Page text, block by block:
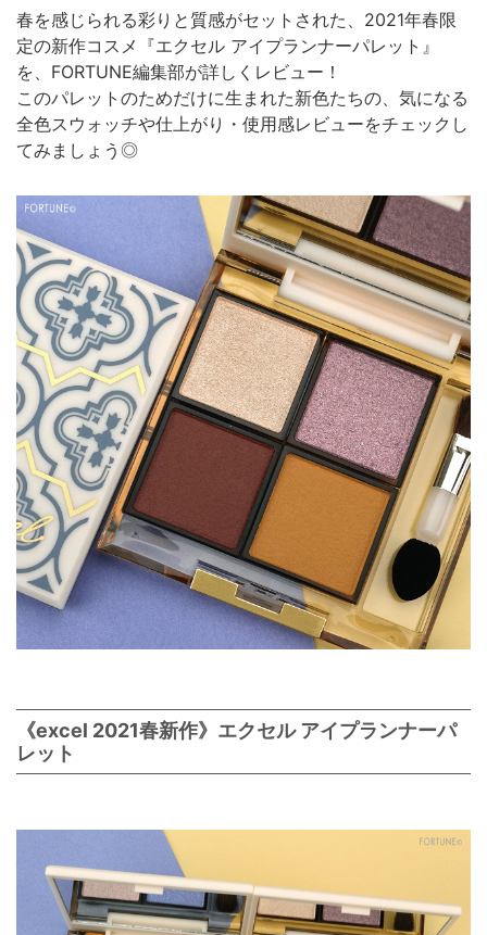
春を感じられる彩りと質感がセットされた、2021年春限
定の新作コスメ『エクセル アイプランナーパレット』
を、FORTUNE編集部が詳しくレビュー！
このパレットのためだけに生まれた新色たちの、気になる
全色スウォッチや仕上がり・使用感レビューをチェックし
てみましょう◎
《excel 2021春新作》エクセル アイプランナーパ
レット